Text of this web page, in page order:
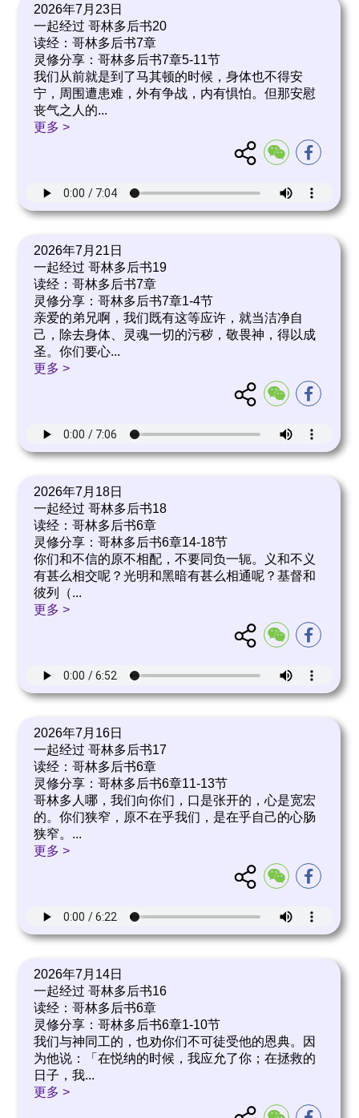
2026年7月23日
一起经过 哥林多后书20
读经：哥林多后书7章
灵修分享：哥林多后书7章5-11节
我们从前就是到了马其顿的时候，身体也不得安
宁，周围遭患难，外有争战，内有惧怕。但那安慰
丧气之人的...
更多 >
2026年7月21日
一起经过 哥林多后书19
读经：哥林多后书7章
灵修分享：哥林多后书7章1-4节
亲爱的弟兄啊，我们既有这等应许，就当洁净自
己，除去身体、灵魂一切的污秽，敬畏神，得以成
圣。你们要心...
更多 >
2026年7月18日
一起经过 哥林多后书18
读经：哥林多后书6章
灵修分享：哥林多后书6章14-18节
你们和不信的原不相配，不要同负一轭。义和不义
有甚么相交呢？光明和黑暗有甚么相通呢？基督和
彼列（...
更多 >
2026年7月16日
一起经过 哥林多后书17
读经：哥林多后书6章
灵修分享：哥林多后书6章11-13节
哥林多人哪，我们向你们，口是张开的，心是宽宏
的。你们狭窄，原不在乎我们，是在乎自己的心肠
狭窄。 ...
更多 >
2026年7月14日
一起经过 哥林多后书16
读经：哥林多后书6章
灵修分享：哥林多后书6章1-10节
我们与神同工的，也劝你们不可徒受他的恩典。因
为他说：「在悦纳的时候，我应允了你；在拯救的
日子，我...
更多 >